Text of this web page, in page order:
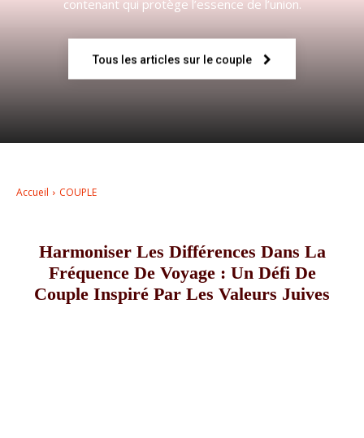
–
contenant qui protège l’essence de l’union.
Tous les articles sur le couple
Accueil COUPLE
Harmoniser Les Différences Dans La
Fréquence De Voyage : Un Défi De
Couple Inspiré Par Les Valeurs Juives